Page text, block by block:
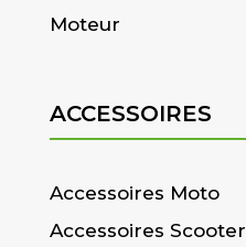
Moteur
ACCESSOIRES
Accessoires Moto
Accessoires Scooter